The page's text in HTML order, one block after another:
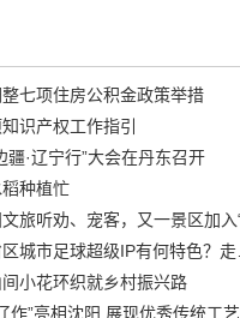
七项住房公积金政策举措
识产权工作指引
疆·辽宁行”大会在丹东召开
种植忙
小花环织就乡村振兴路
作”亮相沈阳 展现优秀传统工艺